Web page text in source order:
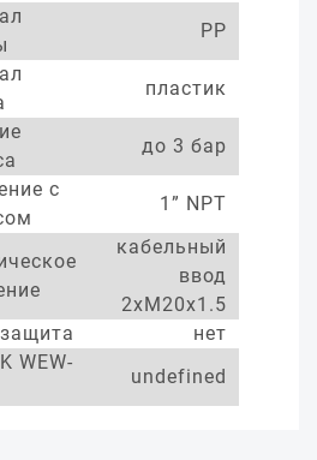
PP
пластик
до 3 бар
с
1” NPT
кабельный
ввод
2xM20x1.5
нет
WEW-
undefined